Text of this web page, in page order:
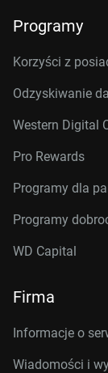
Programy
Korzyści z
Odzyskiwanie
Western Digital
Pro Rewards
Programy dla
Programy
WD Capital
Firma
Informacje o
Wiadomości i